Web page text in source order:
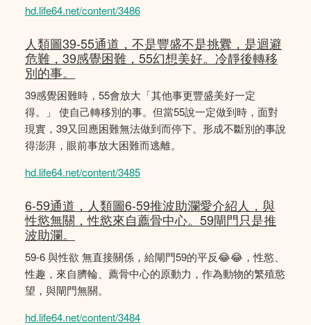
hd.life64.net/content/3486
人類圖39-55通道，不是豐盛不是挑釁，是迴避
危難，39感覺困難，55幻想美好。冷靜後轉移
別的事。
39感覺困難時，55會放大「其他事更豐盛美好一定
得。」 使自己轉移別的事。但當55說一定做到時，面對
現實，39又回應困難無法做到而停下。形成不斷別的事說
得澎湃，眼前事放大困難而逃離。
hd.life64.net/content/3485
6-59通道，人類圖6-59推波助瀾愛介紹人，與
性慾無關，性慾來自薦骨中心。59閘門只是推
波助瀾。
59-6 與性欲 無直接關係，給閘門59的平反😂😂，性慾、
性趣，來自臍輪、薦骨中心的原動力，作為動物的繁殖慾
望，與閘門無關。
hd.life64.net/content/3484